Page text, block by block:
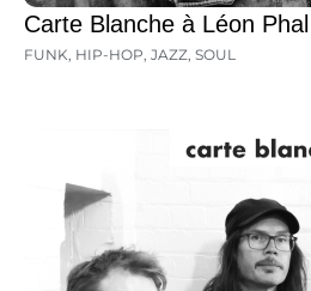
Carte Blanche à Léon Phal
FUNK, HIP-HOP, JAZZ, SOUL